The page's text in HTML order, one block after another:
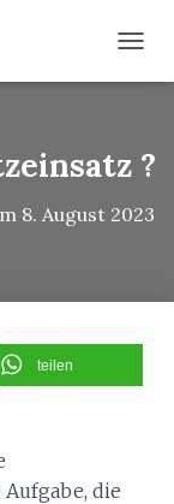
A
A
I
?
8. August 2023
teilen
die